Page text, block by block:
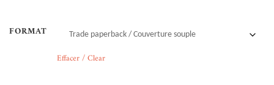
FORMAT
Effacer / Clear